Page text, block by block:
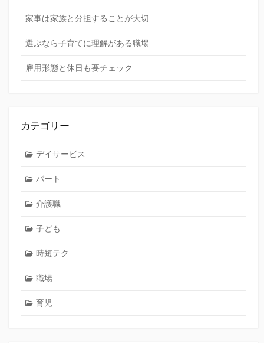
家事は家族と分担することが大切
選ぶなら子育てに理解がある職場
雇用形態と休日も要チェック
カテゴリー
デイサービス
パート
介護職
子ども
時短テク
職場
育児